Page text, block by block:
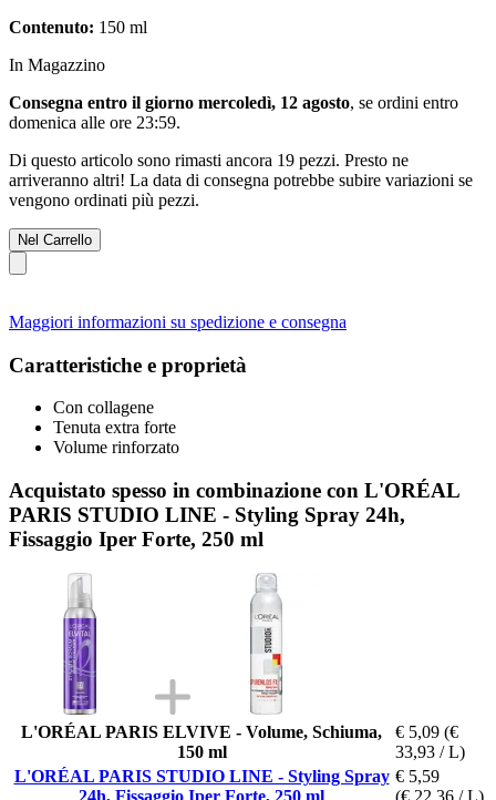
Contenuto: 150 ml
In Magazzino
Consegna entro il giorno mercoledì, 12 agosto, se ordini entro
domenica alle ore 23:59.
Di questo articolo sono rimasti ancora 19 pezzi. Presto ne
arriveranno altri! La data di consegna potrebbe subire variazioni se
vengono ordinati più pezzi.
Nel Carrello
Maggiori informazioni su spedizione e consegna
Caratteristiche e proprietà
Con collagene
Tenuta extra forte
Volume rinforzato
Acquistato spesso in combinazione con L'ORÉAL
PARIS STUDIO LINE - Styling Spray 24h,
Fissaggio Iper Forte, 250 ml
L'ORÉAL PARIS ELVIVE - Volume, Schiuma,
150 ml
€ 5,09 (€
33,93 / L)
L'ORÉAL PARIS STUDIO LINE - Styling Spray
24h, Fissaggio Iper Forte, 250 ml
€ 5,59
(€ 22,36 / L)